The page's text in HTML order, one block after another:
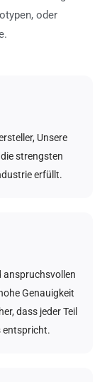
oder
Unsere
strengsten
erfüllt.
anspruchsvollen
Genauigkeit
dass jeder Teil
entspricht.